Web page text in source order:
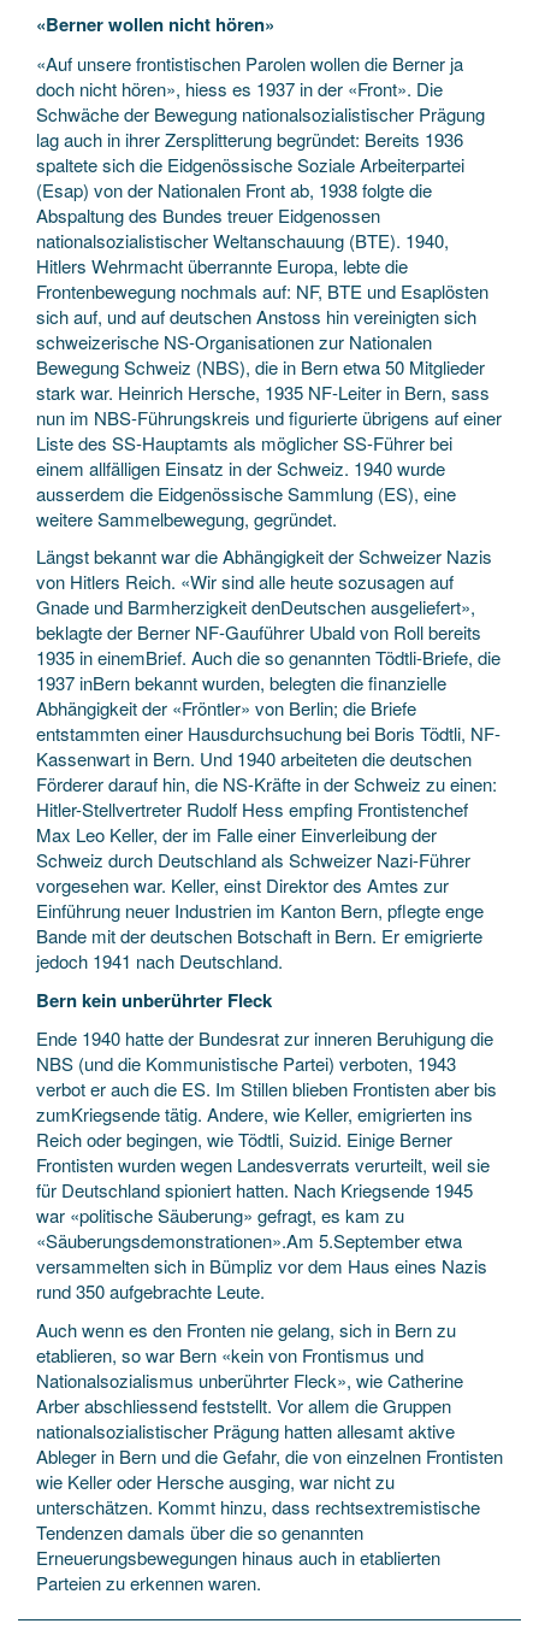
«Berner wollen nicht hören»
«Auf unsere frontistischen Parolen wollen die Berner ja
doch nicht hören», hiess es 1937 in der «Front». Die
Schwäche der Bewegung nationalsozialistischer Prägung
lag auch in ihrer Zersplitterung begründet: Bereits 1936
spaltete sich die Eidgenössische Soziale Arbeiterpartei
(Esap) von der Nationalen Front ab, 1938 folgte die
Abspaltung des Bundes treuer Eidgenossen
nationalsozialistischer Weltanschauung (BTE). 1940,
Hitlers Wehrmacht überrannte Europa, lebte die
Frontenbewegung nochmals auf: NF, BTE und Esaplösten
sich auf, und auf deutschen Anstoss hin vereinigten sich
schweizerische NS-Organisationen zur Nationalen
Bewegung Schweiz (NBS), die in Bern etwa 50 Mitglieder
stark war. Heinrich Hersche, 1935 NF-Leiter in Bern, sass
nun im NBS-Führungskreis und figurierte übrigens auf einer
Liste des SS-Hauptamts als möglicher SS-Führer bei
einem allfälligen Einsatz in der Schweiz. 1940 wurde
ausserdem die Eidgenössische Sammlung (ES), eine
weitere Sammelbewegung, gegründet.
Längst bekannt war die Abhängigkeit der Schweizer Nazis
von Hitlers Reich. «Wir sind alle heute sozusagen auf
Gnade und Barmherzigkeit denDeutschen ausgeliefert»,
beklagte der Berner NF-Gauführer Ubald von Roll bereits
1935 in einemBrief. Auch die so genannten Tödtli-Briefe, die
1937 inBern bekannt wurden, belegten die finanzielle
Abhängigkeit der «Fröntler» von Berlin; die Briefe
entstammten einer Hausdurchsuchung bei Boris Tödtli, NF-
Kassenwart in Bern. Und 1940 arbeiteten die deutschen
Förderer darauf hin, die NS-Kräfte in der Schweiz zu einen:
Hitler-Stellvertreter Rudolf Hess empfing Frontistenchef
Max Leo Keller, der im Falle einer Einverleibung der
Schweiz durch Deutschland als Schweizer Nazi-Führer
vorgesehen war. Keller, einst Direktor des Amtes zur
Einführung neuer Industrien im Kanton Bern, pflegte enge
Bande mit der deutschen Botschaft in Bern. Er emigrierte
jedoch 1941 nach Deutschland.
Bern kein unberührter Fleck
Ende 1940 hatte der Bundesrat zur inneren Beruhigung die
NBS (und die Kommunistische Partei) verboten, 1943
verbot er auch die ES. Im Stillen blieben Frontisten aber bis
zumKriegsende tätig. Andere, wie Keller, emigrierten ins
Reich oder begingen, wie Tödtli, Suizid. Einige Berner
Frontisten wurden wegen Landesverrats verurteilt, weil sie
für Deutschland spioniert hatten. Nach Kriegsende 1945
war «politische Säuberung» gefragt, es kam zu
«Säuberungsdemonstrationen».Am 5.September etwa
versammelten sich in Bümpliz vor dem Haus eines Nazis
rund 350 aufgebrachte Leute.
Auch wenn es den Fronten nie gelang, sich in Bern zu
etablieren, so war Bern «kein von Frontismus und
Nationalsozialismus unberührter Fleck», wie Catherine
Arber abschliessend feststellt. Vor allem die Gruppen
nationalsozialistischer Prägung hatten allesamt aktive
Ableger in Bern und die Gefahr, die von einzelnen Frontisten
wie Keller oder Hersche ausging, war nicht zu
unterschätzen. Kommt hinzu, dass rechtsextremistische
Tendenzen damals über die so genannten
Erneuerungsbewegungen hinaus auch in etablierten
Parteien zu erkennen waren.